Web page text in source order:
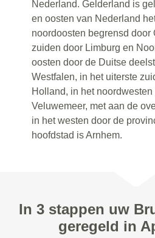
Nederland. Gelderland is
en oosten van Nederland
noordoosten begrensd door
zuiden door Limburg en
oosten door de Duitse
Westfalen, in het uiterste
Holland, in het noordwesten
Veluwemeer, met aan de
in het westen door de
hoofdstad is Arnhem.
In 3 stappen uw
geregeld in